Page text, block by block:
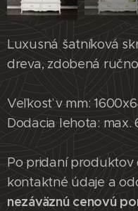
Luxusná šatníková
dreva, zdobená
Veľkosť v mm:
Dodacia lehota:
Po pridaní
kontaktné údaje a
nezáväznú cenovú